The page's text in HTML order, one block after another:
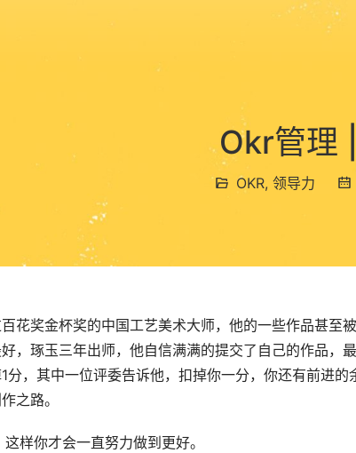
Okr管理
OKR, 领导力
花奖金杯奖的中国工艺美术大师，他的一些作品甚至
，琢玉三年出师，他自信满满的提交了自己的作品，
分，其中一位评委告诉他，扣掉你一分，你还有前进的
之路。
样你才会一直努力做到更好。